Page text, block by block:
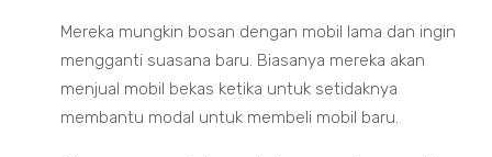
Mereka mungkin bosan dengan mobil lama dan ingin
mengganti suasana baru. Biasanya mereka akan
menjual mobil bekas ketika untuk setidaknya
membantu modal untuk membeli mobil baru.